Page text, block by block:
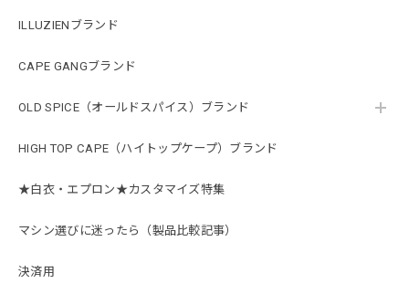
ILLUZIENブランド
CAPE GANGブランド
OLD SPICE（オールドスパイス）ブランド
HIGH TOP CAPE（ハイトップケープ）ブランド
★白衣・エプロン★カスタマイズ特集
マシン選びに迷ったら（製品比較記事）
決済用